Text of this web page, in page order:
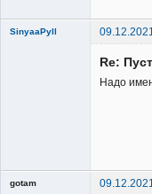
SinyaaPyll
Re:
Надо
gotam